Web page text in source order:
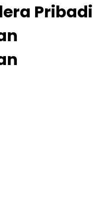
Pribadi